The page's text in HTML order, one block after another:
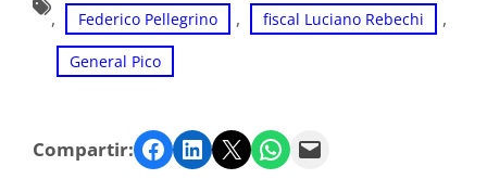
, Federico Pellegrino , fiscal Luciano Rebechi ,
General Pico
Compartir: Facebook LinkedIn Twitter WhatsApp Email